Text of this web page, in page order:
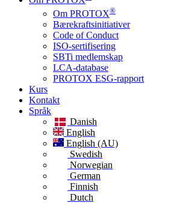
Om PROTOX®
Bærekraftsinitiativer
Code of Conduct
ISO-sertifisering
SBTi medlemskap
LCA-database
PROTOX ESG-rapport
Kurs
Kontakt
Språk
Danish
English
English (AU)
Swedish
Norwegian
German
Finnish
Dutch